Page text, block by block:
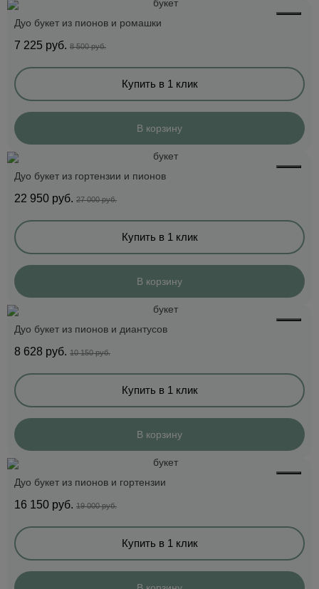
Дуо букет из пионов и ромашки
7 225 руб. 8 500 руб.
Купить в 1 клик
В корзину
Дуо букет из гортензии и пионов
22 950 руб. 27 000 руб.
Купить в 1 клик
В корзину
Дуо букет из пионов и диантусов
8 628 руб. 10 150 руб.
Купить в 1 клик
В корзину
Дуо букет из пионов и гортензии
16 150 руб. 19 000 руб.
Купить в 1 клик